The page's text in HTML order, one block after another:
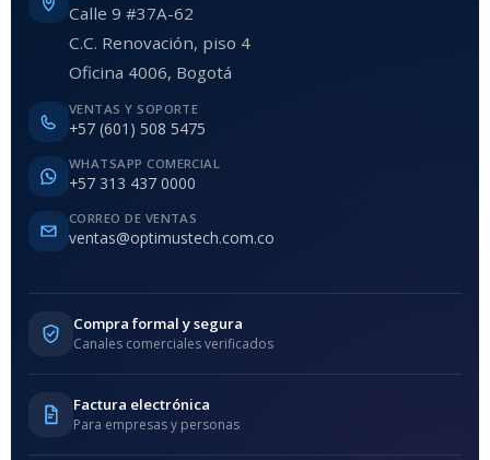
Calle 9 #37A-62
C.C. Renovación, piso 4
Oficina 4006, Bogotá
VENTAS Y SOPORTE
+57 (601) 508 5475
WHATSAPP COMERCIAL
+57 313 437 0000
CORREO DE VENTAS
ventas@optimustech.com.co
Compra formal y segura
Canales comerciales verificados
Factura electrónica
Para empresas y personas